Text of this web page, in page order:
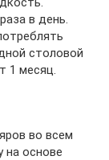
в день.
столовой
1 месяц.
во всем
на основе